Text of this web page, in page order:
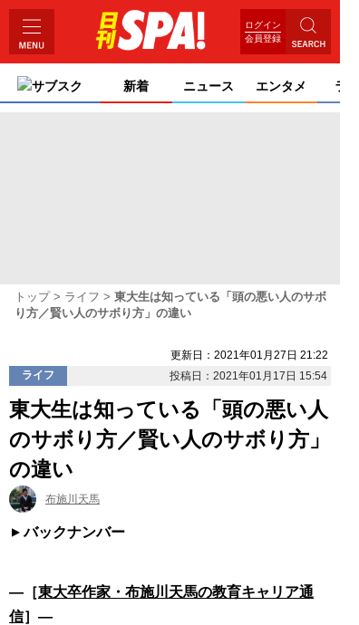
ログイン
会員登録
サブスク 新着 ニュース エンタメ ライ
トップ ライフ
東大生は知っている「頭の悪い人のサボ
り方／賢い人のサボり方」の違い
更新日：2021年01月27日 21:22
ライフ
投稿日：2021年01月17日 15:54
東大生は知っている「頭の悪い人
のサボり方／賢い人のサボり方」
の違い
布施川天馬
バックナンバー
―［東大卒作家・布施川天馬の教育キャリア通
信］―